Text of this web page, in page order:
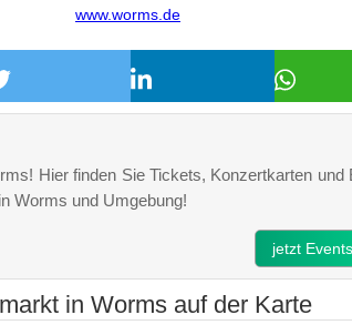
www.worms.de
Hier finden Sie Tickets, Konzertkarten und
Worms und Umgebung!
jetzt
in Worms auf der Karte